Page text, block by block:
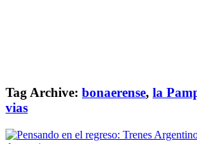
Tag Archive: bonaerense, la
vias